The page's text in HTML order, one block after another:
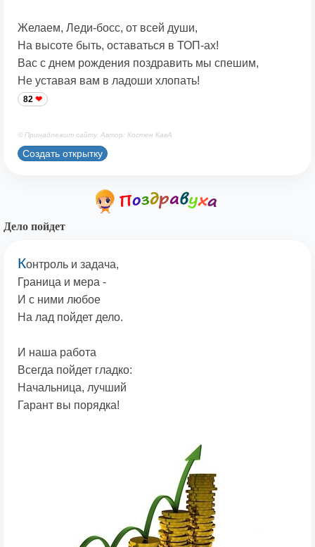
Желаем, Леди-босс, от всей души,
На высоте быть, оставаться в ТОП-ах!
Вас с днем рождения поздравить мы спешим,
Не уставая вам в ладоши хлопать!
82
© Принадлежит сайту. Автор: Костен КавА
Создать открытку
Дело пойдет
Контроль и задача,
Граница и мера -
И с ними любое
На лад пойдет дело.
И наша работа
Всегда пойдет гладко:
Начальница, лучший
Гарант вы порядка!